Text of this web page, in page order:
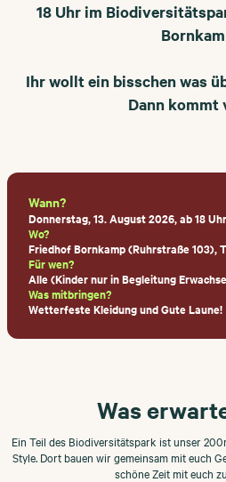
18 Uhr im
Ihr wollt ein bisschen was
Dann kommt
Wann?
Donnerstag, 13. August 2026, ab 18 Uhr
Wo?
Friedhof Bornkamp (Ruhrstraße 103),
Für wen?
Alle (Kinder nur in Begleitung
Was mitbringen?
Wetterfeste Kleidung und Gute Laune!
Was
Ein Teil des Biodiversitätspark ist unser
Style. Dort bauen wir gemeinsam mit euch
schöne Zeit mit euch